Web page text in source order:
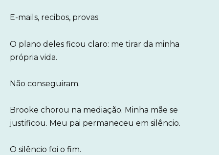
E-mails, recibos, provas.
O plano deles ficou claro: me tirar da minha
própria vida.
Não conseguiram.
Brooke chorou na mediação. Minha mãe se
justificou. Meu pai permaneceu em silêncio.
O silêncio foi o fim.